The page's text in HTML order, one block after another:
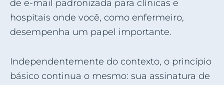
de e-mail padronizada para clínicas e
hospitais onde você, como enfermeiro,
desempenha um papel importante.
Independentemente do contexto, o princípio
básico continua o mesmo: sua assinatura de